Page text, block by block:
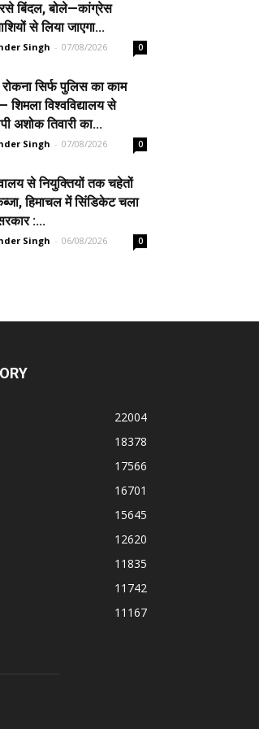
बिंदल, बोले—कांग्रेस
से लिया जाएगा...
Singh - 07/08/2026 0
रोकना सिर्फ पुलिस का काम
शिमला विश्वविद्यालय से
अशोक तिवारी का...
Singh - 07/08/2026 0
से नियुक्तियों तक चहेतों
हिमाचल में सिंडिकेट चला
:...
Singh - 06/08/2026 0
22004
18378
17566
16701
15645
12620
11835
11742
11167